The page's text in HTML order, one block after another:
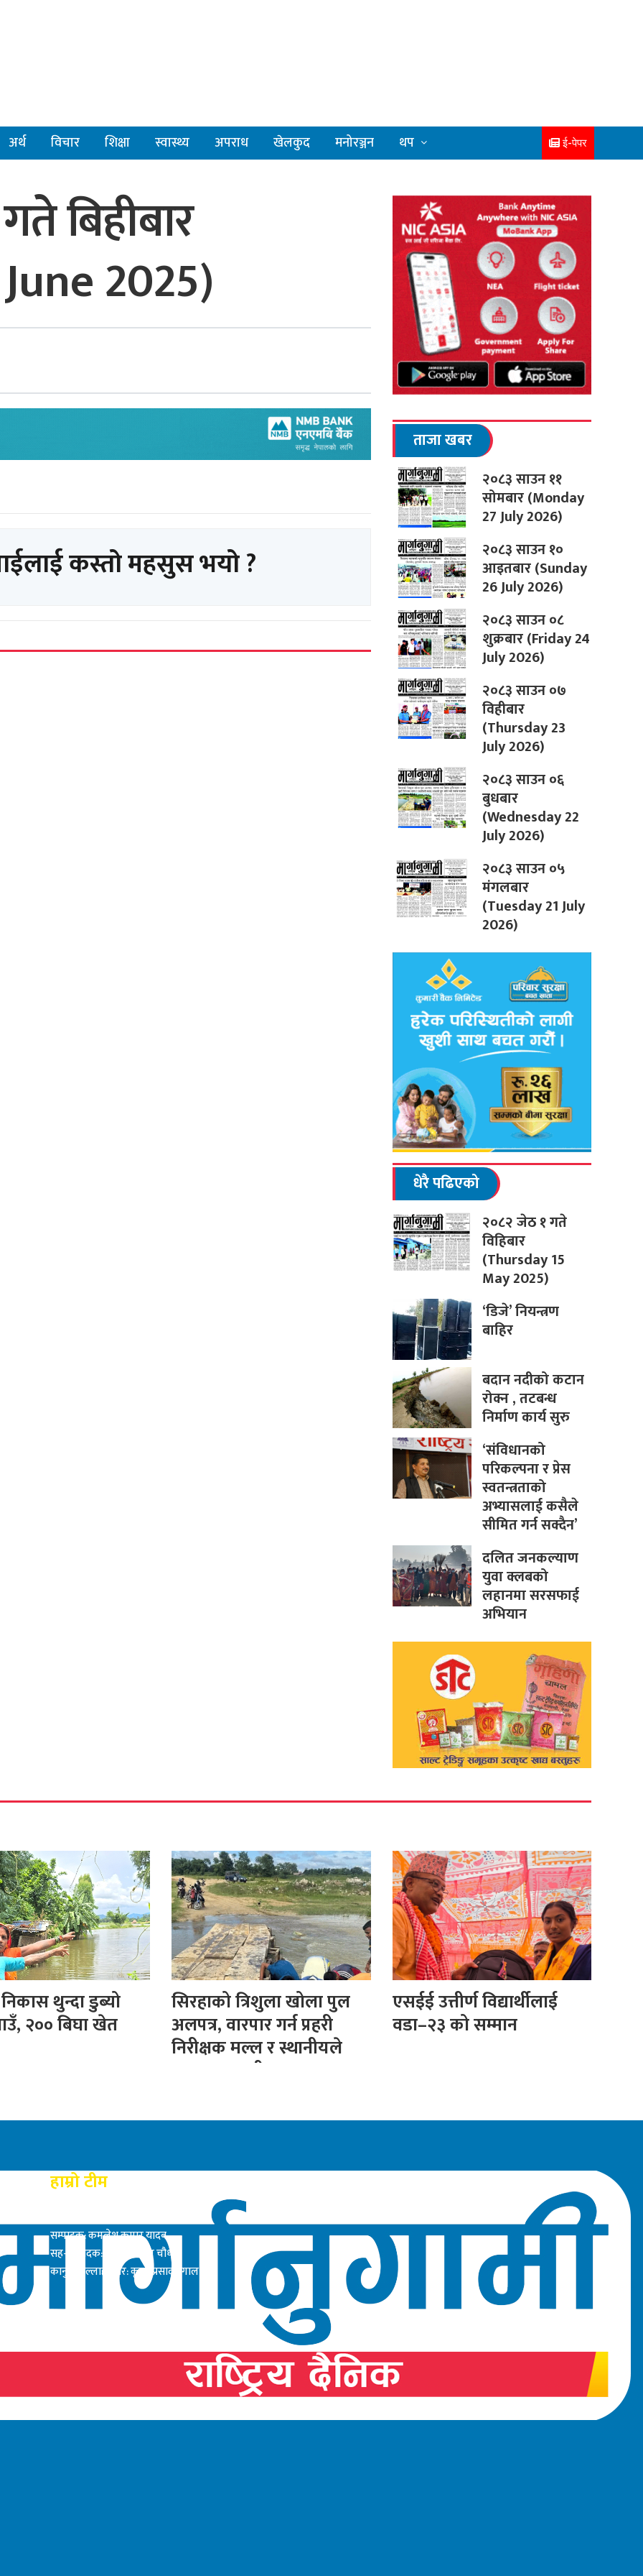
अर्थ विचार शिक्षा स्वास्थ्य अपराध खेलकुद मनोरञ्जन थप ई-पेपर
बिहीबार
2025)
कस्तो महसुस भयो ?
ताजा खबर
२०८३ साउन ११
सोमबार (Monday
27 July 2026)
२०८३ साउन १०
आइतबार (Sunday
26 July 2026)
२०८३ साउन ०८
शुक्रबार (Friday 24
July 2026)
२०८३ साउन ०७
विहीबार
(Thursday 23
July 2026)
२०८३ साउन ०६
बुधबार
(Wednesday 22
July 2026)
२०८३ साउन ०५
मंगलबार
(Tuesday 21 July
2026)
धेरै पढिएको
२०८२ जेठ १ गते
विहिबार
(Thursday 15
May 2025)
‘डिजे’ नियन्त्रण
बाहिर
बदान नदीको कटान
रोक्न , तटबन्ध
निर्माण कार्य सुरु
‘संविधानको
परिकल्पना र प्रेस
स्वतन्त्रताको
अभ्यासलाई कसैले
सीमित गर्न सक्दैन’
दलित जनकल्याण
युवा क्लबको
लहानमा सरसफाई
अभियान
थुन्दा डुब्यो
२०० बिघा खेत
सिरहाको त्रिशुला खोला पुल
अलपत्र, वारपार गर्न प्रहरी
निरीक्षक मल्ल र स्थानीयले
बनाए अस्थायी पुल
एसईई उत्तीर्ण विद्यार्थीलाई
वडा–२३ को सम्मान
हाम्रो टीम
सम्पादक: कमलेश कुमार यादव
सह-सम्पादक: सत्य नारायण चौधरी
कानुनी सल्लाहाकार: कृष्ण प्रसाद दंगाल